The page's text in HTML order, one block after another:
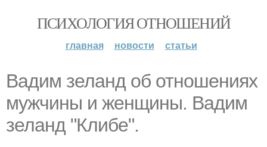
ПСИХОЛОГИЯ ОТНОШЕНИЙ
главная новости статьи
Вадим зеланд об отношениях
мужчины и женщины. Вадим
зеланд "Клибе".